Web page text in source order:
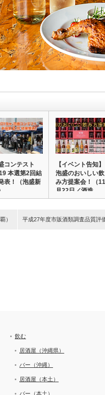
コンテスト
本選第2回結
表！（泡盛新
【イベント告知】
泡盛のおいしい飲
み方提案会！（11
月22日／酒造…
） 平成27年度市販酒類調査品質評
飲む
居酒屋（沖縄県）
バー（沖縄）
居酒屋（本土）
バー（本土）